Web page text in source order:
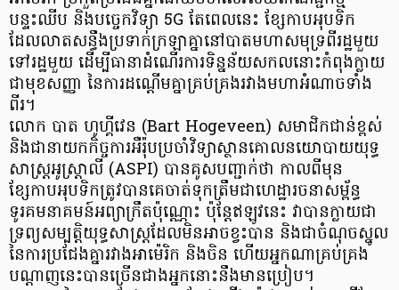
បន្ទះឈីប និងបច្ចេកវិទ្យា 5G តែពេលនេះ ខ្សែកាបអុបទិក
ដែលលាតសន្ធឹងប្រទាក់ក្រឡាគ្នានៅបាតមហាសមុទ្រពីរដ្ឋមួយ
ទៅរដ្ឋមួយ ដើម្បីធានាដំណើរការទិន្នន័យសកលនោះកំពុងក្លាយ
ជាមុខសញ្ញា នៃការដណ្តើមគ្នាគ្រប់គ្រងរវាងមហាអំណាចទាំង
ពីរ។
លោក បាត ហូហ្គីវេន (Bart Hogeveen) សមាជិកជាន់ខ្ពស់
និងជានាយកកិច្ចការអឺរ៉ុបប្រចាំវិទ្យាស្ថានគោលនយោបាយយុទ្ធ
សាស្ត្រអូស្ត្រាលី (ASPI) បានគូសបញ្ជាក់ថា កាលពីមុន
ខ្សែកាបអុបទិកត្រូវបានគេចាត់ទុកត្រឹមជាហេដ្ឋារចនាសម្ព័ន្ធ
ទូរគមនាគមន៍អព្យាក្រឹតប៉ុណ្ណោះ ប៉ុន្តែឥឡូវនេះ វាបានក្លាយជា
ទ្រព្យសម្បត្តិយុទ្ធសាស្ត្រដែលមិនអាចខ្វះបាន និងជាចំណុចស្នូល
នៃការប្រជែងគ្នារវាងអាម៉េរិក និងចិន ហើយអ្នកណាគ្រប់គ្រង
បណ្តាញនេះបានច្រើនជាងអ្នកនោះនឹងមានប្រៀប។